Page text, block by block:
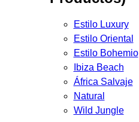
Estilo Luxury
Estilo Oriental
Estilo Bohemio
Ibiza Beach
África Salvaje
Natural
Wild Jungle